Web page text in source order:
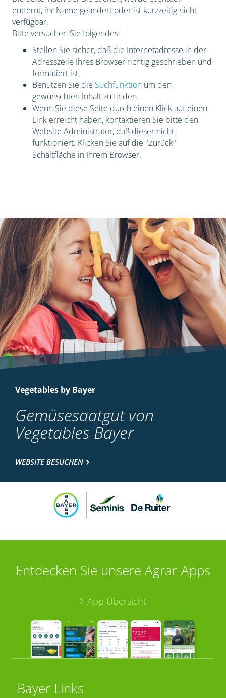
entfernt, ihr Name geändert oder ist kurzzeitig nicht
verfügbar.
Bitte versuchen Sie folgendes:
Stellen Sie sicher, daß die Internetadresse in der
Adresszeile Ihres Browser richtig geschrieben und
formatiert ist.
Benutzen Sie die Suchfunktionum den
gewünschten Inhalt zu finden.
Wenn Sie diese Seite durch einen Klick auf einen
Link erreicht haben, kontaktieren Sie bitte den
Website Administrator, daß dieser nicht
funktioniert. Klicken Sie auf die "Zurück"
Schaltfläche in Ihrem Browser.
Vegetables by Bayer
Gemüsesaatgut von
Vegetables Bayer
WEBSITE BESUCHEN
Entdecken Sie unsere Agrar-Apps
App Übersicht
Bayer Links